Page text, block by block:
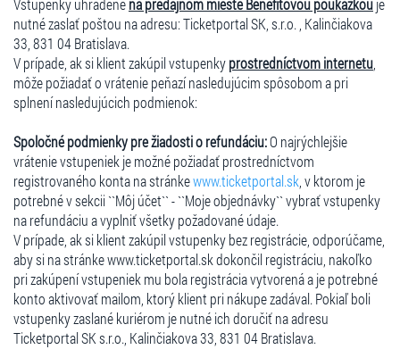
Vstupenky uhradenéna predajnom mieste Benefitovou poukážkouje
nutné zaslať poštou na adresu: Ticketportal SK, s.r.o. , Kalinčiakova
33, 831 04 Bratislava.
V prípade, ak si klient zakúpil vstupenkyprostredníctvom internetu
môže požiadať o vrátenie peňazí nasledujúcim spôsobom a pri
splnení nasledujúcich podmienok:
Spoločné podmienky pre žiadosti o refundáciu:O najrýchlejšie
vrátenie vstupeniek je možné požiadať prostredníctvom
registrovaného konta na stránkewww.ticketportal.sk , v ktorom je
potrebné v sekcii ``Môj účet`` - ``Moje objednávky`` vybrať vstupenky
na refundáciu a vyplniť všetky požadované údaje.
V prípade, ak si klient zakúpil vstupenky bez registrácie, odporúčame,
aby si na stránke www.ticketportal.sk dokončil registráciu, nakoľko
pri zakúpení vstupeniek mu bola registrácia vytvorená a je potrebné
konto aktivovať mailom, ktorý klient pri nákupe zadával. Pokiaľ boli
vstupenky zaslané kuriérom je nutné ich doručiť na adresu
Ticketportal SK s.r.o., Kalinčiakova 33, 831 04 Bratislava.